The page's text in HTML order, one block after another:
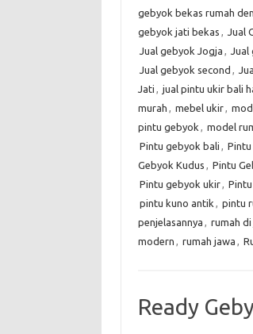
gebyok bekas rumah
gebyok jati bekas , Jual
Jual gebyok Jogja , Jual
Jual gebyok second ,
Jati , jual pintu ukir bali
murah , mebel ukir,
pintu gebyok , model
Pintu gebyok bali , Pintu
Gebyok Kudus , Pintu
Pintu gebyok ukir,
pintu kuno antik , pintu
penjelasannya , rumah
modern , rumah jawa ,
Ready